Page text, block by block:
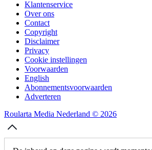
Klantenservice
Over ons
Contact
Copyright
Disclaimer
Privacy
Cookie instellingen
Voorwaarden
English
Abonnementsvoorwaarden
Adverteren
Roularta Media Nederland © 2026